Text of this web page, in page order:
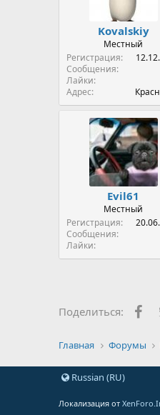
Kovalskiy
Местный
Регистрация
Сообщения
Лайки
Адрес
Evil61
Местный
Регистрация
Сообщения
Лайки
Поделиться:
Главная Форумы
Russian (RU)
Локализация от